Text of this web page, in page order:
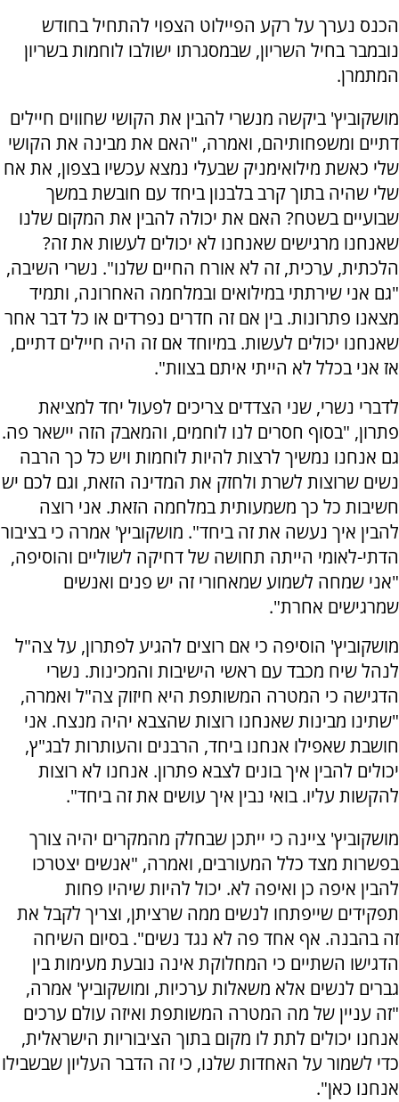
הכנס נערך על רקע הפיילוט הצפוי להתחיל בחודש
נובמבר בחיל השריון, שבמסגרתו ישולבו לוחמות בשריון
המתמרן.
מושקוביץ' ביקשה מנשרי להבין את הקושי שחווים חיילים
דתיים ומשפחותיהם, ואמרה, "האם את מבינה את הקושי
שלי כאשת מילואימניק שבעלי נמצא עכשיו בצפון, את אח
שלי שהיה בתוך קרב בלבנון ביחד עם חובשת במשך
שבועיים בשטח? האם את יכולה להבין את המקום שלנו
שאנחנו מרגישים שאנחנו לא יכולים לעשות את זה?
הלכתית, ערכית, זה לא אורח החיים שלנו". נשרי השיבה,
"גם אני שירתתי במילואים ובמלחמה האחרונה, ותמיד
מצאנו פתרונות. בין אם זה חדרים נפרדים או כל דבר אחר
שאנחנו יכולים לעשות. במיוחד אם זה היה חיילים דתיים,
אז אני בכלל לא הייתי איתם בצוות".
לדברי נשרי, שני הצדדים צריכים לפעול יחד למציאת
פתרון, "בסוף חסרים לנו לוחמים, והמאבק הזה יישאר פה.
גם אנחנו נמשיך לרצות להיות לוחמות ויש כל כך הרבה
נשים שרוצות לשרת ולחזק את המדינה הזאת, וגם לכם יש
חשיבות כל כך משמעותית במלחמה הזאת. אני רוצה
להבין איך נעשה את זה ביחד". מושקוביץ' אמרה כי בציבור
הדתי-לאומי הייתה תחושה של דחיקה לשוליים והוסיפה,
"אני שמחה לשמוע שמאחורי זה יש פנים ואנשים
שמרגישים אחרת".
מושקוביץ' הוסיפה כי אם רוצים להגיע לפתרון, על צה"ל
לנהל שיח מכבד עם ראשי הישיבות והמכינות. נשרי
הדגישה כי המטרה המשותפת היא חיזוק צה"ל ואמרה,
"שתינו מבינות שאנחנו רוצות שהצבא יהיה מנצח. אני
חושבת שאפילו אנחנו ביחד, הרבנים והעותרות לבג"ץ,
יכולים להבין איך בונים לצבא פתרון. אנחנו לא רוצות
להקשות עליו. בואי נבין איך עושים את זה ביחד".
מושקוביץ' ציינה כי ייתכן שבחלק מהמקרים יהיה צורך
בפשרות מצד כלל המעורבים, ואמרה, "אנשים יצטרכו
להבין איפה כן ואיפה לא. יכול להיות שיהיו פחות
תפקידים שייפתחו לנשים ממה שרציתן, וצריך לקבל את
זה בהבנה. אף אחד פה לא נגד נשים". בסיום השיחה
הדגישו השתיים כי המחלוקת אינה נובעת מעימות בין
גברים לנשים אלא משאלות ערכיות, ומושקוביץ' אמרה,
"זה עניין של מה המטרה המשותפת ואיזה עולם ערכים
אנחנו יכולים לתת לו מקום בתוך הציבוריות הישראלית,
כדי לשמור על האחדות שלנו, כי זה הדבר העליון שבשבילו
אנחנו כאן".